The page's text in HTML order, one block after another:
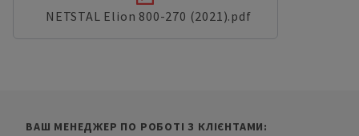
NETSTAL Elion 800-270 (2021).pdf
ВАШ МЕНЕДЖЕР ПО РОБОТІ З КЛІЄНТАМИ: